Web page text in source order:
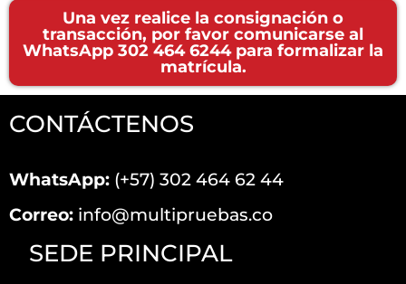
Una vez realice la consignación o
transacción, por favor comunicarse al
WhatsApp 302 464 6244 para formalizar la
matrícula.
CONTÁCTENOS
WhatsApp: (+57) 302 464 62 44
Correo: info@multipruebas.co
SEDE PRINCIPAL